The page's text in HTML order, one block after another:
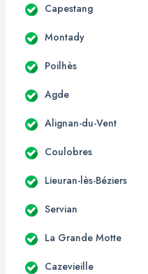
Capestang
Montady
Poilhès
Agde
Alignan-du-Vent
Coulobres
Lieuran-lès-Béziers
Servian
La Grande Motte
Cazevieille